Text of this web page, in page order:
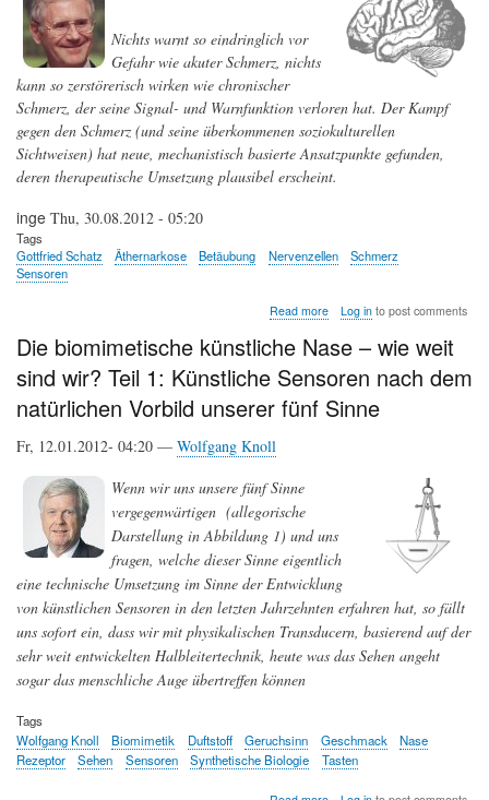
streiten
lässt
Nichts warnt so eindringlich vor
Gefahr wie akuter Schmerz, nichts
kann so zerstörerisch wirken wie chronischer
Schmerz, der seine Signal- und Warnfunktion verloren hat. Der Kampf
gegen den Schmerz (und seine überkommenen soziokulturellen
Sichtweisen) hat neue, mechanistisch basierte Ansatzpunkte gefunden,
deren therapeutische Umsetzung plausibel erscheint.
inge Thu, 30.08.2012 - 05:20
Tags
Gottfried Schatz
Äthernarkose Betäubung Nervenzellen
Schmerz
Sensoren
Read moreabout
Grausamer
Hüter
—
Wie
Schmerz
Log into post comments
Die biomimetische künstliche Nase – wie weit
sind wir? Teil 1: Künstliche Sensoren nach dem
natürlichen Vorbild unserer fünf Sinne
Fr, 12.01.2012- 04:20 — Wolfgang Knoll
Wenn wir uns unsere fünf Sinne
vergegenwärtigen (allegorische
Darstellung in Abbildung 1) und uns
fragen, welche dieser Sinne eigentlich
eine technische Umsetzung im Sinne der Entwicklung
von künstlichen Sensoren in den letzten Jahrzehnten erfahren hat, so fällt
uns sofort ein, dass wir mit physikalischen Transducern, basierend auf der
sehr weit entwickelten Halbleitertechnik, heute was das Sehen angeht
sogar das menschliche Auge übertreffen können
Tags
Wolfgang Knoll
Biomimetik Duftstoff Geruchsinn Geschmack
Nase
Rezeptor
Sehen Sensoren Synthetische Biologie Tasten